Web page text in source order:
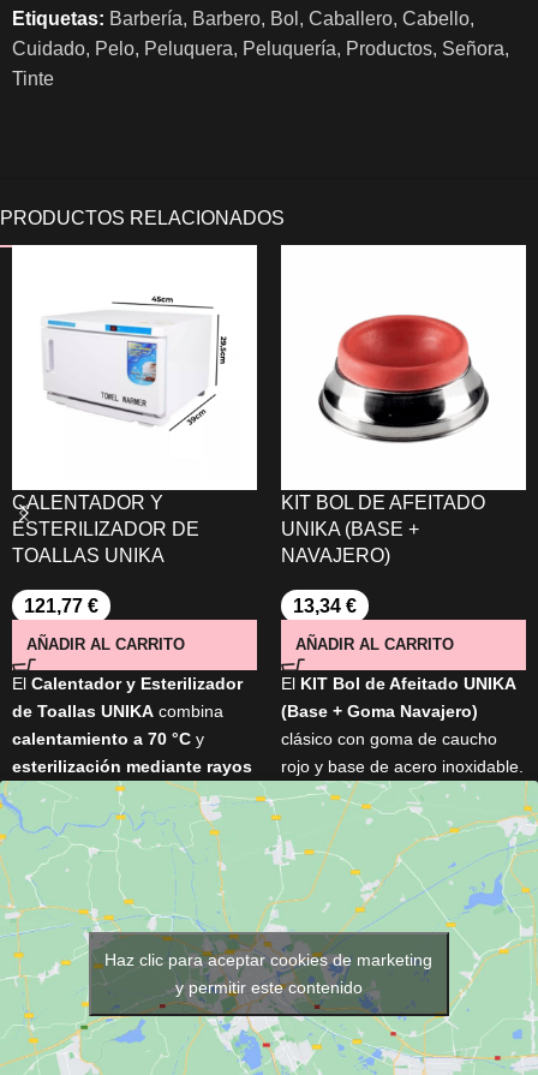
Etiquetas: Barbería, Barbero, Bol , Caballero, Cabello,
Cuidado, Pelo, Peluquera, Peluquería, Productos, Señora,
Tinte
CALENTADOR Y
ESTERILIZADOR DE
TOALLAS UNIKA
121,77 €
AÑADIR AL CARRITO
El Calentador y Esterilizador
de Toallas UNIKA combina
calentamiento a 70 °C y
esterilización mediante rayos
para mantener las toallas
listas para cada servicio. Con
16 litros de capacidad
espacio para hasta 8 toallas
una resistente estructura de
acero inoxidable, es perfecto
para peluquerías, barberías,
spas y centros de estética.
KIT BOL DE AFEITADO
UNIKA (BASE +
NAVAJERO)
13,34 €
AÑADIR AL CARRITO
El KIT Bol de Afeitado UNIKA
(Base + Goma Navajero)
clásico con goma de caucho
rojo y base de acero inoxidable.
Ideal para eliminar restos de la
navaja sin dañar el filo. Diseño
vintage recuperado de
barberías tradicionales. Ligero,
resistente, y con medidas
prácticas: 120 mm de base, 80
mm de goma, 50 mm de alto.
Haz clic para aceptar cookies de marketing
y permitir este contenido